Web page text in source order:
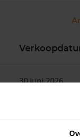
30 juni 2026